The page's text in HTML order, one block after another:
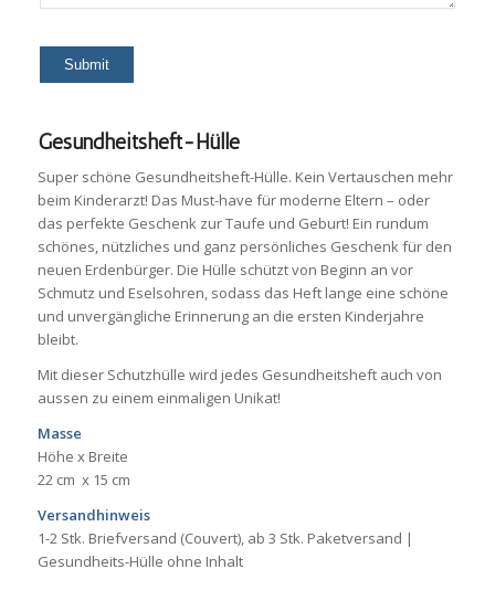
Gesundheitsheft-Hülle
Super schöne Gesundheitsheft-Hülle. Kein Vertauschen mehr
beim Kinderarzt! Das Must-have für moderne Eltern – oder
das perfekte Geschenk zur Taufe und Geburt! Ein rundum
schönes, nützliches und ganz persönliches Geschenk für den
neuen Erdenbürger. Die Hülle schützt von Beginn an vor
Schmutz und Eselsohren, sodass das Heft lange eine schöne
und unvergängliche Erinnerung an die ersten Kinderjahre
bleibt.
Mit dieser Schutzhülle wird jedes Gesundheitsheft auch von
aussen zu einem einmaligen Unikat!
Masse
Höhe x Breite
22 cm x 15 cm
Versandhinweis
1-2 Stk. Briefversand (Couvert), ab 3 Stk. Paketversand |
Gesundheits-Hülle ohne Inhalt